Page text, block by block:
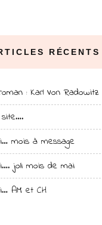
RÉCENTS
: Karl Von Radowitz
mois à message
joli mois de mai
AM et CH